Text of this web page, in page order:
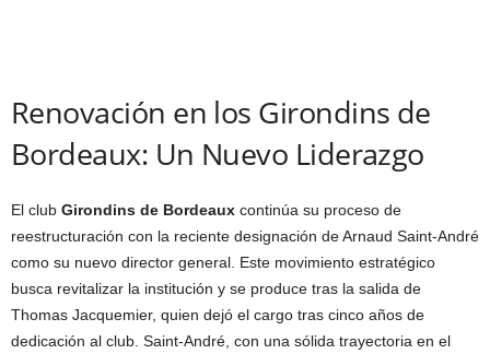
Renovación en los Girondins de
Bordeaux: Un Nuevo Liderazgo
El club Girondins de Bordeaux continúa su proceso de
reestructuración con la reciente designación de Arnaud Saint-André
como su nuevo director general. Este movimiento estratégico
busca revitalizar la institución y se produce tras la salida de
Thomas Jacquemier, quien dejó el cargo tras cinco años de
dedicación al club. Saint-André, con una sólida trayectoria en el